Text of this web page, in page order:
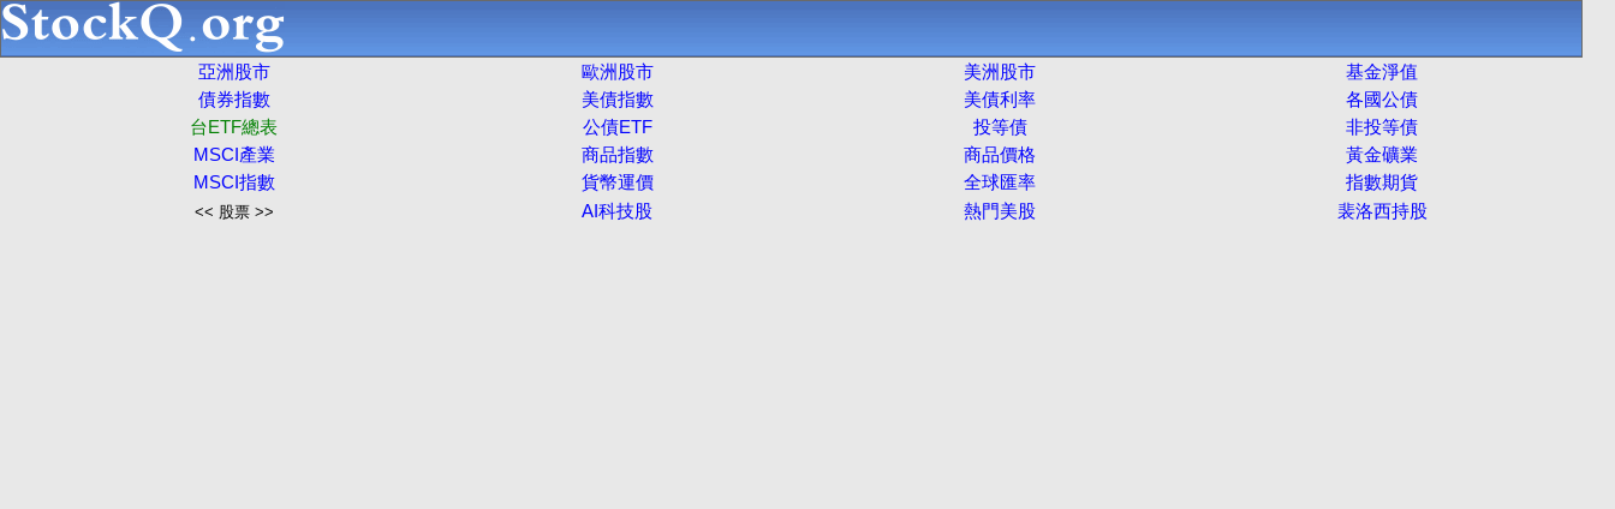
亞洲股市 歐洲股市 美洲股市
基金淨值
債券指數
美債指數 美債利率
各國公債
台ETF總表
公債ETF 投等債
非投等債
MSCI產業
商品指數 商品價格
黃金礦業
MSCI指數
貨幣運價 全球匯率 指數期貨
<< 股票 >> AI科技股 熱門美股 裴洛西持股